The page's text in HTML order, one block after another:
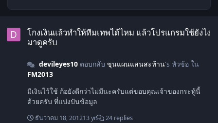
โกงเงินแล้วทำให้ทีมเทพได้ไหม แล้วโปรแกรมใช้ยังไง
มาดูครับ
devileyes10ตอบกลับ ขุนแผนแสนสะท้าน's หัวข้อ ใน
FM2013
มีเงินไว้ใช้ ก้อยังดีกว่าไม่มีนะครับแต่ขอบคุณเจ้าของกระทู้นี้
ด้วยครับ ที่แบ่งปันข้อมูล
ธันวาคม 18, 201213 yr 24 replies